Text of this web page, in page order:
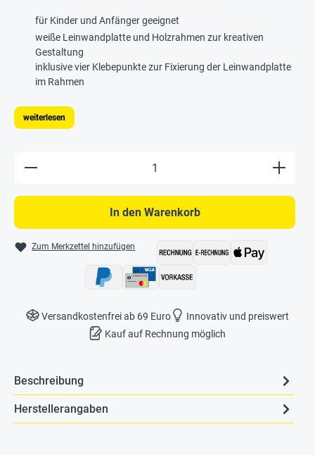
für Kinder und Anfänger geeignet
weiße Leinwandplatte und Holzrahmen zur kreativen
Gestaltung
inklusive vier Klebepunkte zur Fixierung der Leinwandplatte
im Rahmen
weiterlesen
Produkt Anzahl: Gib den gewünschten
In den Warenkorb
Zum Merkzettel hinzufügen
Versandkostenfrei ab 69 Euro
Innovativ und preiswert
Kauf auf Rechnung möglich
Beschreibung
Herstellerangaben